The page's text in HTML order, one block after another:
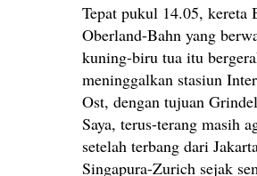
Tepat pukul 14.05, kereta
Oberland-Bahn yang
kuning-biru tua itu
meninggalkan stasiun
Ost, dengan tujuan
Saya, terus-terang masih
setelah terbang dari
Singapura-Zurich sejak